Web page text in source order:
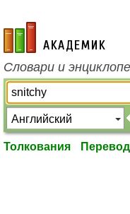
academic.ru
Словари и
Толкования